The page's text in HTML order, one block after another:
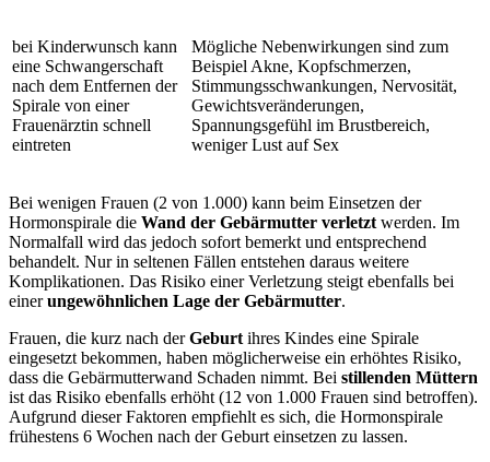
bei Kinderwunsch kann
eine Schwangerschaft
nach dem Entfernen der
Spirale von einer
Frauenärztin schnell
eintreten
Mögliche Nebenwirkungen sind zum
Beispiel Akne, Kopfschmerzen,
Stimmungsschwankungen, Nervosität,
Gewichtsveränderungen,
Spannungsgefühl im Brustbereich,
weniger Lust auf Sex
Bei wenigen Frauen (2 von 1.000) kann beim Einsetzen der
Hormonspirale die Wand der Gebärmutter verletzt werden. Im
Normalfall wird das jedoch sofort bemerkt und entsprechend
behandelt. Nur in seltenen Fällen entstehen daraus weitere
Komplikationen. Das Risiko einer Verletzung steigt ebenfalls bei
einerungewöhnlichen Lage der Gebärmutter.
Frauen, die kurz nach derGeburt ihres Kindes eine Spirale
eingesetzt bekommen, haben möglicherweise ein erhöhtes Risiko,
dass die Gebärmutterwand Schaden nimmt. Bei stillenden Müttern
ist das Risiko ebenfalls erhöht (12 von 1.000 Frauen sind betroffen).
Aufgrund dieser Faktoren empfiehlt es sich, die Hormonspirale
frühestens 6 Wochen nach der Geburt einsetzen zu lassen.